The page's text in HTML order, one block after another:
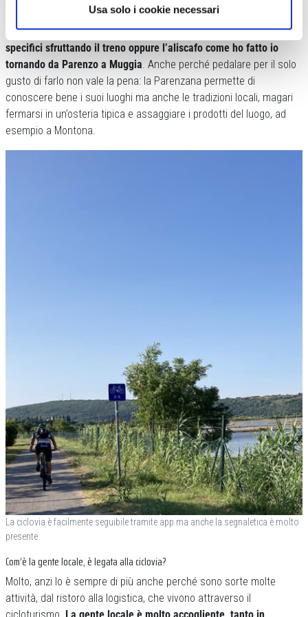
Usa solo i cookie necessari
E’ sicuramente meglio, magari distribuendole nel corso del tempo.
Io ad esempio l’ho fatta due volte, si possono scegliere tratti
specifici sfruttando il treno oppure l’aliscafo come ho fatto io
tornando da Parenzo a Muggia. Anche perché pedalare per il solo
gusto di farlo non vale la pena: la Parenzana permette di
conoscere bene i suoi luoghi ma anche le tradizioni locali, magari
fermarsi in un’osteria tipica e assaggiare i prodotti del luogo, ad
esempio a Montona.
La ciclovia è facilmente seguibile tramite app ma anche la segnaletica è molto
presente
Com’è la gente locale, è legata alla ciclovia?
Molto, anzi lo è sempre di più anche perché sono sorte molte
attività, dal ristoro alla logistica, che vivono attraverso il